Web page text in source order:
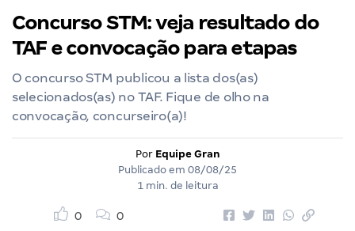
Concurso STM: veja resultado do
TAF e convocação para etapas
O concurso STM publicou a lista dos(as)
selecionados(as) no TAF. Fique de olho na
convocação, concurseiro(a)!
Por Equipe Gran
Publicado em 08/08/25
1 min. de leitura
0 0